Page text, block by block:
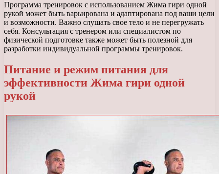
Программа тренировок с использованием Жима гири одной
рукой может быть варьирована и адаптирована под ваши цели
и возможности. Важно слушать свое тело и не перегружать
себя. Консультация с тренером или специалистом по
физической подготовке также может быть полезной для
разработки индивидуальной программы тренировок.
Питание и режим питания для
эффективности Жима гири одной
рукой